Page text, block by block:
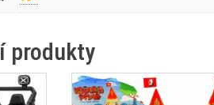
produkty